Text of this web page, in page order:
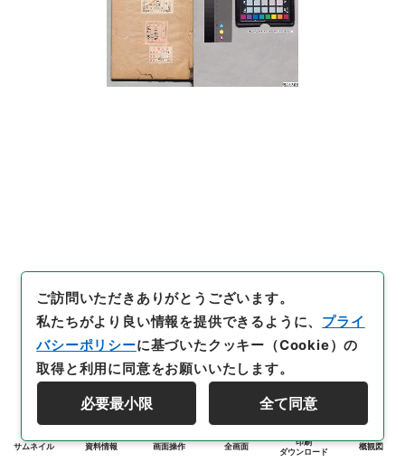
サムネイル 資料情報 画面操作 全画面
印刷
ダウンロード
概観図
ご訪問いただきありがとうございます。
私たちがより良い情報を提供できるように、 プライ
バシーポリシーに基づいたクッキー（Cookie）の
取得と利用に同意をお願いいたします。
必要最小限 全て同意